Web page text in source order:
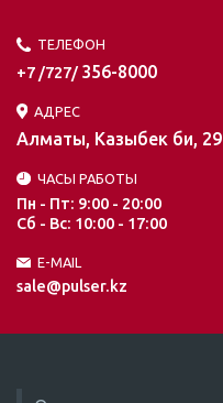
ТЕЛЕФОН
+7 /727/ 356-8000
АДРЕС
Алматы, Казыбек би, 29
ЧАСЫ РАБОТЫ
Пн - Пт: 9:00 - 20:00
Сб - Вс: 10:00 - 17:00
E-MAIL
sale@pulser.kz